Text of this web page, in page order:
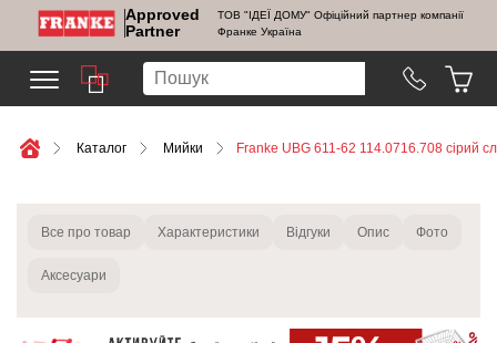
Approved
Partner
ТОВ "ІДЕЇ ДОМУ" Офіційний партнер компанії
Франке Україна
Каталог Мийки Franke UBG 611-62 114.0716.708 сірий
Все про товар Характеристики Відгуки Опис Фото
Аксесуари